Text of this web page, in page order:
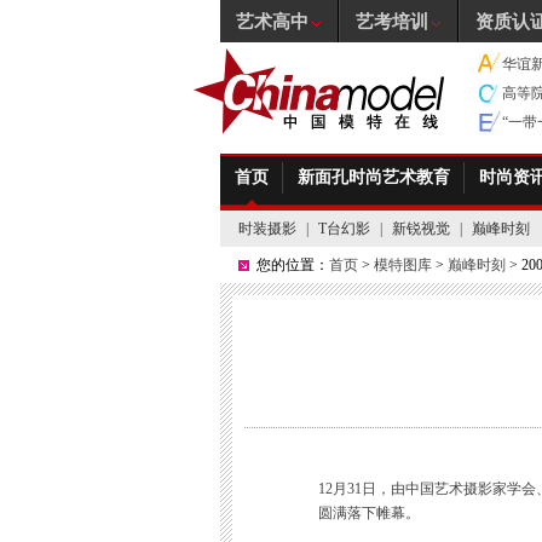
华谊
高等
“一带
首页 新面孔时尚艺术教育 时尚资
时装摄影 T台幻影 新锐视觉 巅峰时刻
您的位置： 首页 > 模特图库 > 巅峰时刻 >
12月31日，由中国艺术摄影家学
圆满落下帷幕。
艺术高中 艺考培训 资质认